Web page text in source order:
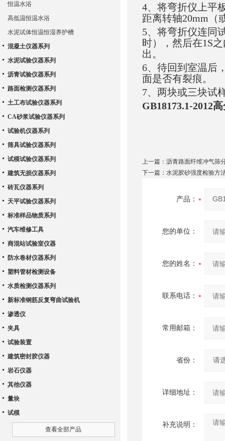
4、将弯折仪上平
距离转轴20mm（
5、将弯折仪连同
时），然后在1S
出。
6、待回到室温后
面是否有裂痕。
7、两块或三块试
GB18173.1-2012
上一篇： 沥青路面纤维冲气筛
下一篇： 水泥胶砂强度检验方
产品：
您的单位：
您的姓名：
联系电话：
常用邮箱：
省份：
详细地址：
补充说明：
恒温水浴
高低温恒温水浴
水泥试体恒温恒湿养护槽
混凝土仪器系列
水泥试验仪器系列
沥青试验仪器系列
路面检测仪器系列
土工布试验仪器系列
CA砂浆试验仪器系列
试验机仪器系列
筛具试验仪器系列
试模试验仪器系列
建筑无损仪器系列
砖瓦仪器系列
天平试验仪器系列
标准样品物质系列
汽车维修工具
商混站试验室仪器
防水卷材仪器系列
塑料管材检测设备
水质检测仪器系列
新标准钢筋反复弯曲试验机
渗透仪
夹具
试验装置
建筑密封胶仪器
岩石仪器
其他仪器
量块
试模
查看全部产品